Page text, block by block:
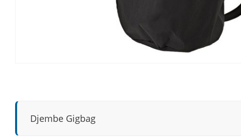
Djembe Gigbag